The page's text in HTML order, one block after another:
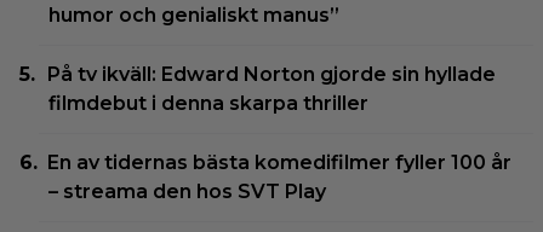
humor och genialiskt manus”
På tv ikväll: Edward Norton gjorde sin hyllade
filmdebut i denna skarpa thriller
En av tidernas bästa komedifilmer fyller 100 år
– streama den hos SVT Play